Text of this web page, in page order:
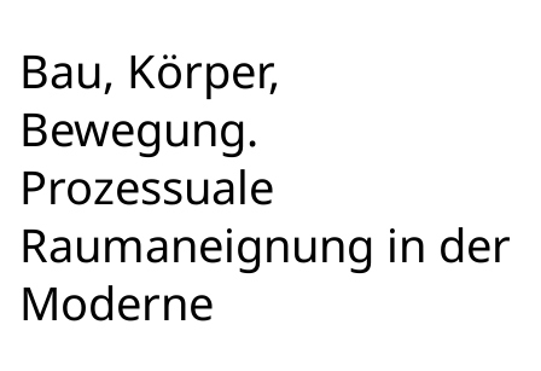
Bau, Körper,
Bewegung.
Prozessuale
Raumaneignung in der
Moderne